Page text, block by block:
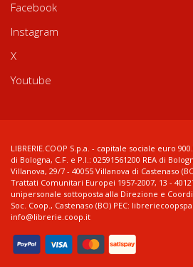
Facebook
Instagram
X
Youtube
LIBRERIE.COOP S.p.a. - capitale sociale euro
di Bologna, C.F. e P.I.: 02591561200 REA di
Villanova, 29/7 - 40055 Villanova di Castenaso
Trattati Comunitari Europei 1957-2007, 13 -
unipersonale sottoposta alla Direzione e
Soc. Coop., Castenaso (BO) PEC:
info@librerie.coop.it